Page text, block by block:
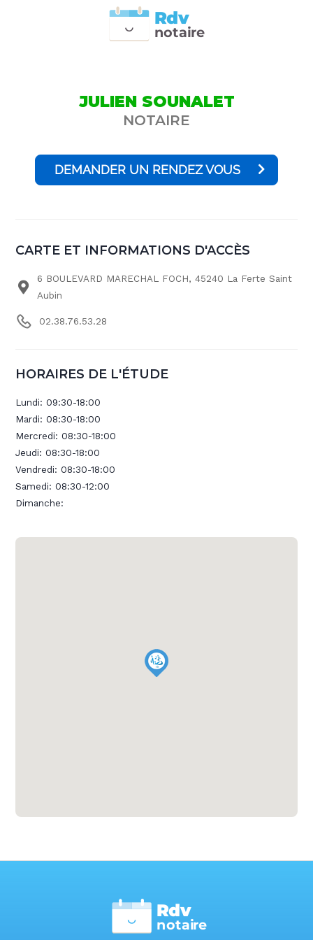
notaire
Rdv
JULIEN SOUNALET
NOTAIRE
DEMANDER UN RENDEZ VOUS
CARTE ET INFORMATIONS D'ACCÈS
6 BOULEVARD MARECHAL FOCH, 45240 La Ferte Saint
Aubin
02.38.76.53.28
HORAIRES DE L'ÉTUDE
Lundi:09:30-18:00
Mardi:08:30-18:00
Mercredi:08:30-18:00
Jeudi:08:30-18:00
Vendredi:08:30-18:00
Samedi:08:30-12:00
Dimanche:
notaire
Rdv